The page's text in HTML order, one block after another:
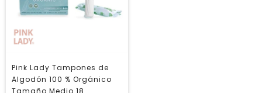
Pink Lady Tampones de
Algodón 100 % Orgánico
Tamaño Medio 18